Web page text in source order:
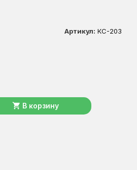
Артикул: КС-203
shopping_cart В корзину